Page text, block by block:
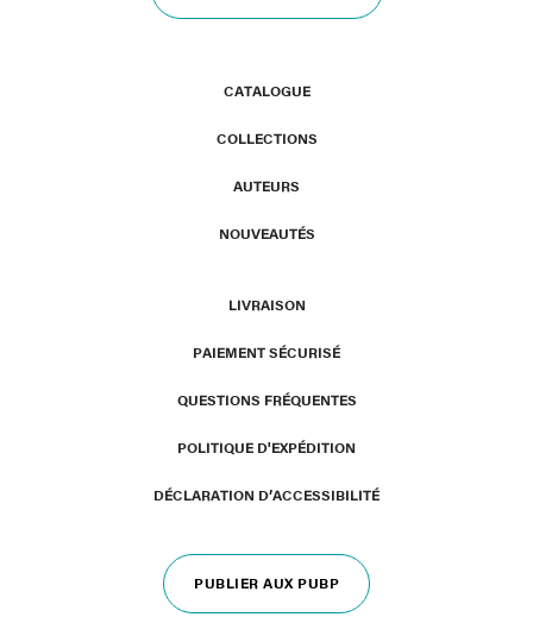
CATALOGUE
COLLECTIONS
AUTEURS
NOUVEAUTÉS
LIVRAISON
PAIEMENT SÉCURISÉ
QUESTIONS FRÉQUENTES
POLITIQUE D'EXPÉDITION
DÉCLARATION D’ACCESSIBILITÉ
PUBLIER AUX PUBP